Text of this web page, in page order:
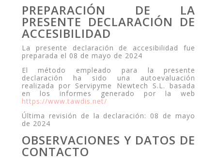
PREPARACIÓN DE LA
PRESENTE DECLARACIÓN DE
ACCESIBILIDAD
La presente declaración de accesibilidad fue
preparada el 08 de mayo de 2024
El método empleado para la presente
declaración ha sido una autoevaluación
realizada por Servipyme Newtech S.L. basada
en los informes generado por la web
https://www.tawdis.net/
Última revisión de la declaración: 08 de mayo
de 2024
OBSERVACIONES Y DATOS DE
CONTACTO